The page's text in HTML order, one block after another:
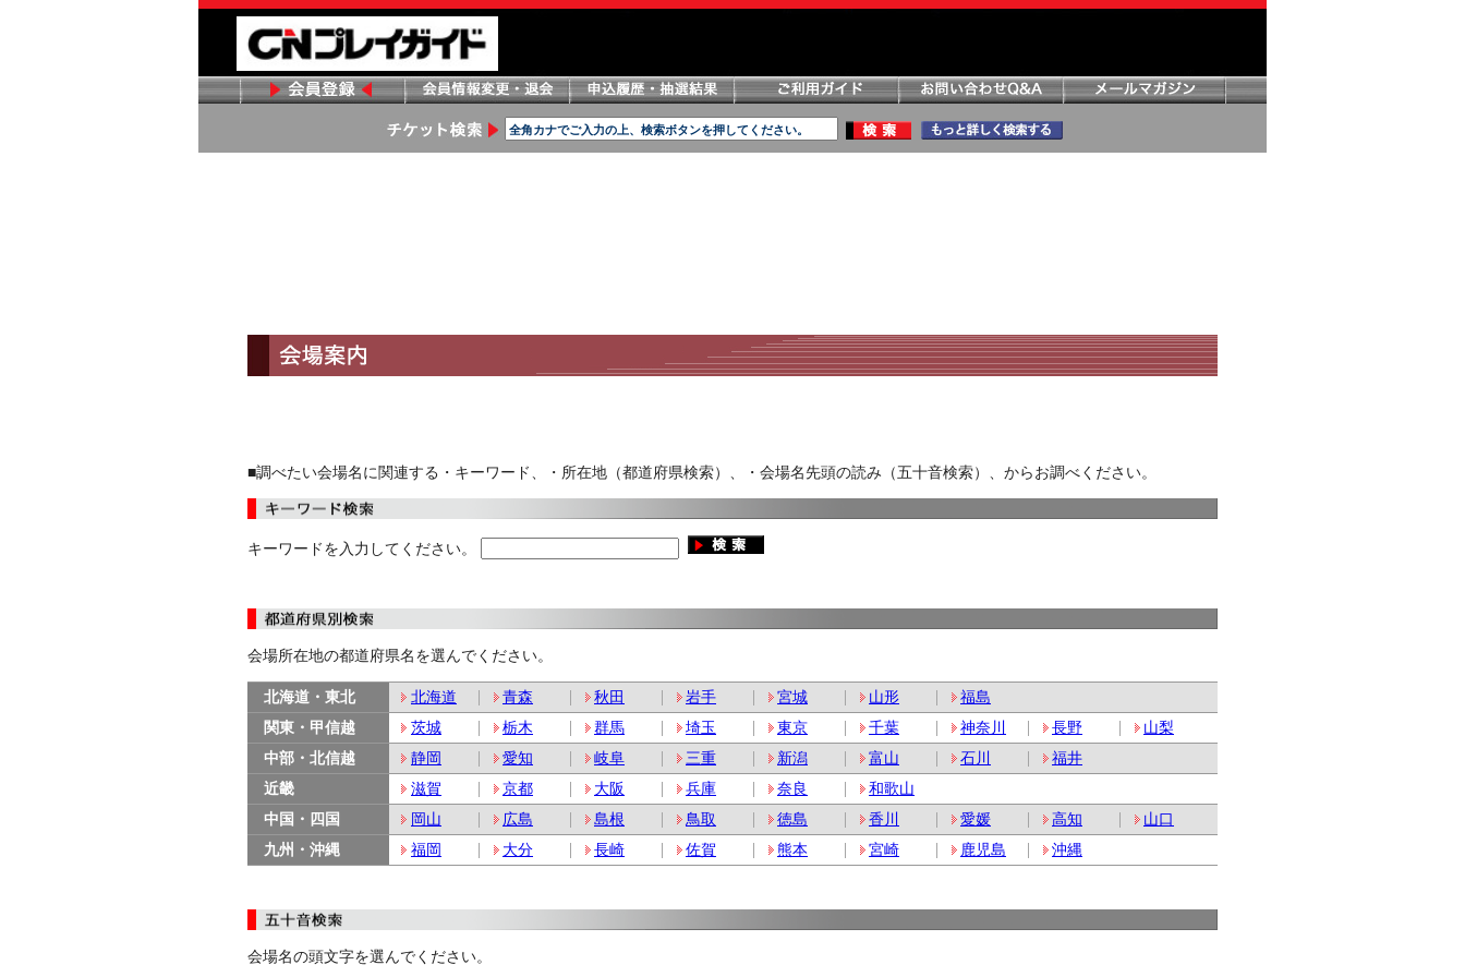
■調べたい会場名に関連する・キーワード、・所在地（都道府県検索）、・会場名先頭の読み（五十音検索）、からお調べください。
キーワードを入力してください。
会場所在地の都道府県名を選んでください。
北海道・東北 北海道 青森 秋田 岩手 宮城 山形
福島
関東・甲信越
茨城 栃木 群馬 埼玉 東京 千葉 神奈川 長野
山梨
中部・北信越
静岡 愛知 岐阜 三重 新潟 富山 石川
福井
近畿
滋賀 京都 大阪 兵庫 奈良
和歌山
中国・四国
岡山 広島 島根 鳥取 徳島 香川 愛媛 高知
山口
九州・沖縄
福岡 大分 長崎 佐賀 熊本 宮崎 鹿児島 沖縄
会場名の頭文字を選んでください。